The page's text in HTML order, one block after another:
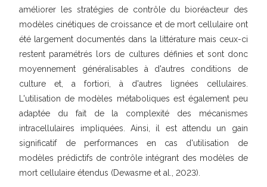
améliorer les stratégies de contrôle du bioréacteur des
modèles cinétiques de croissance et de mort cellulaire ont
été largement documentés dans la littérature mais ceux-ci
restent paramétrés lors de cultures définies et sont donc
moyennement généralisables à d'autres conditions de
culture et, a fortiori, à d'autres lignées cellulaires.
L'utilisation de modèles métaboliques est également peu
adaptée du fait de la complexité des mécanismes
intracellulaires impliquées. Ainsi, il est attendu un gain
significatif de performances en cas d'utilisation de
modèles prédictifs de contrôle intégrant des modèles de
mort cellulaire étendus (Dewasme et al., 2023).